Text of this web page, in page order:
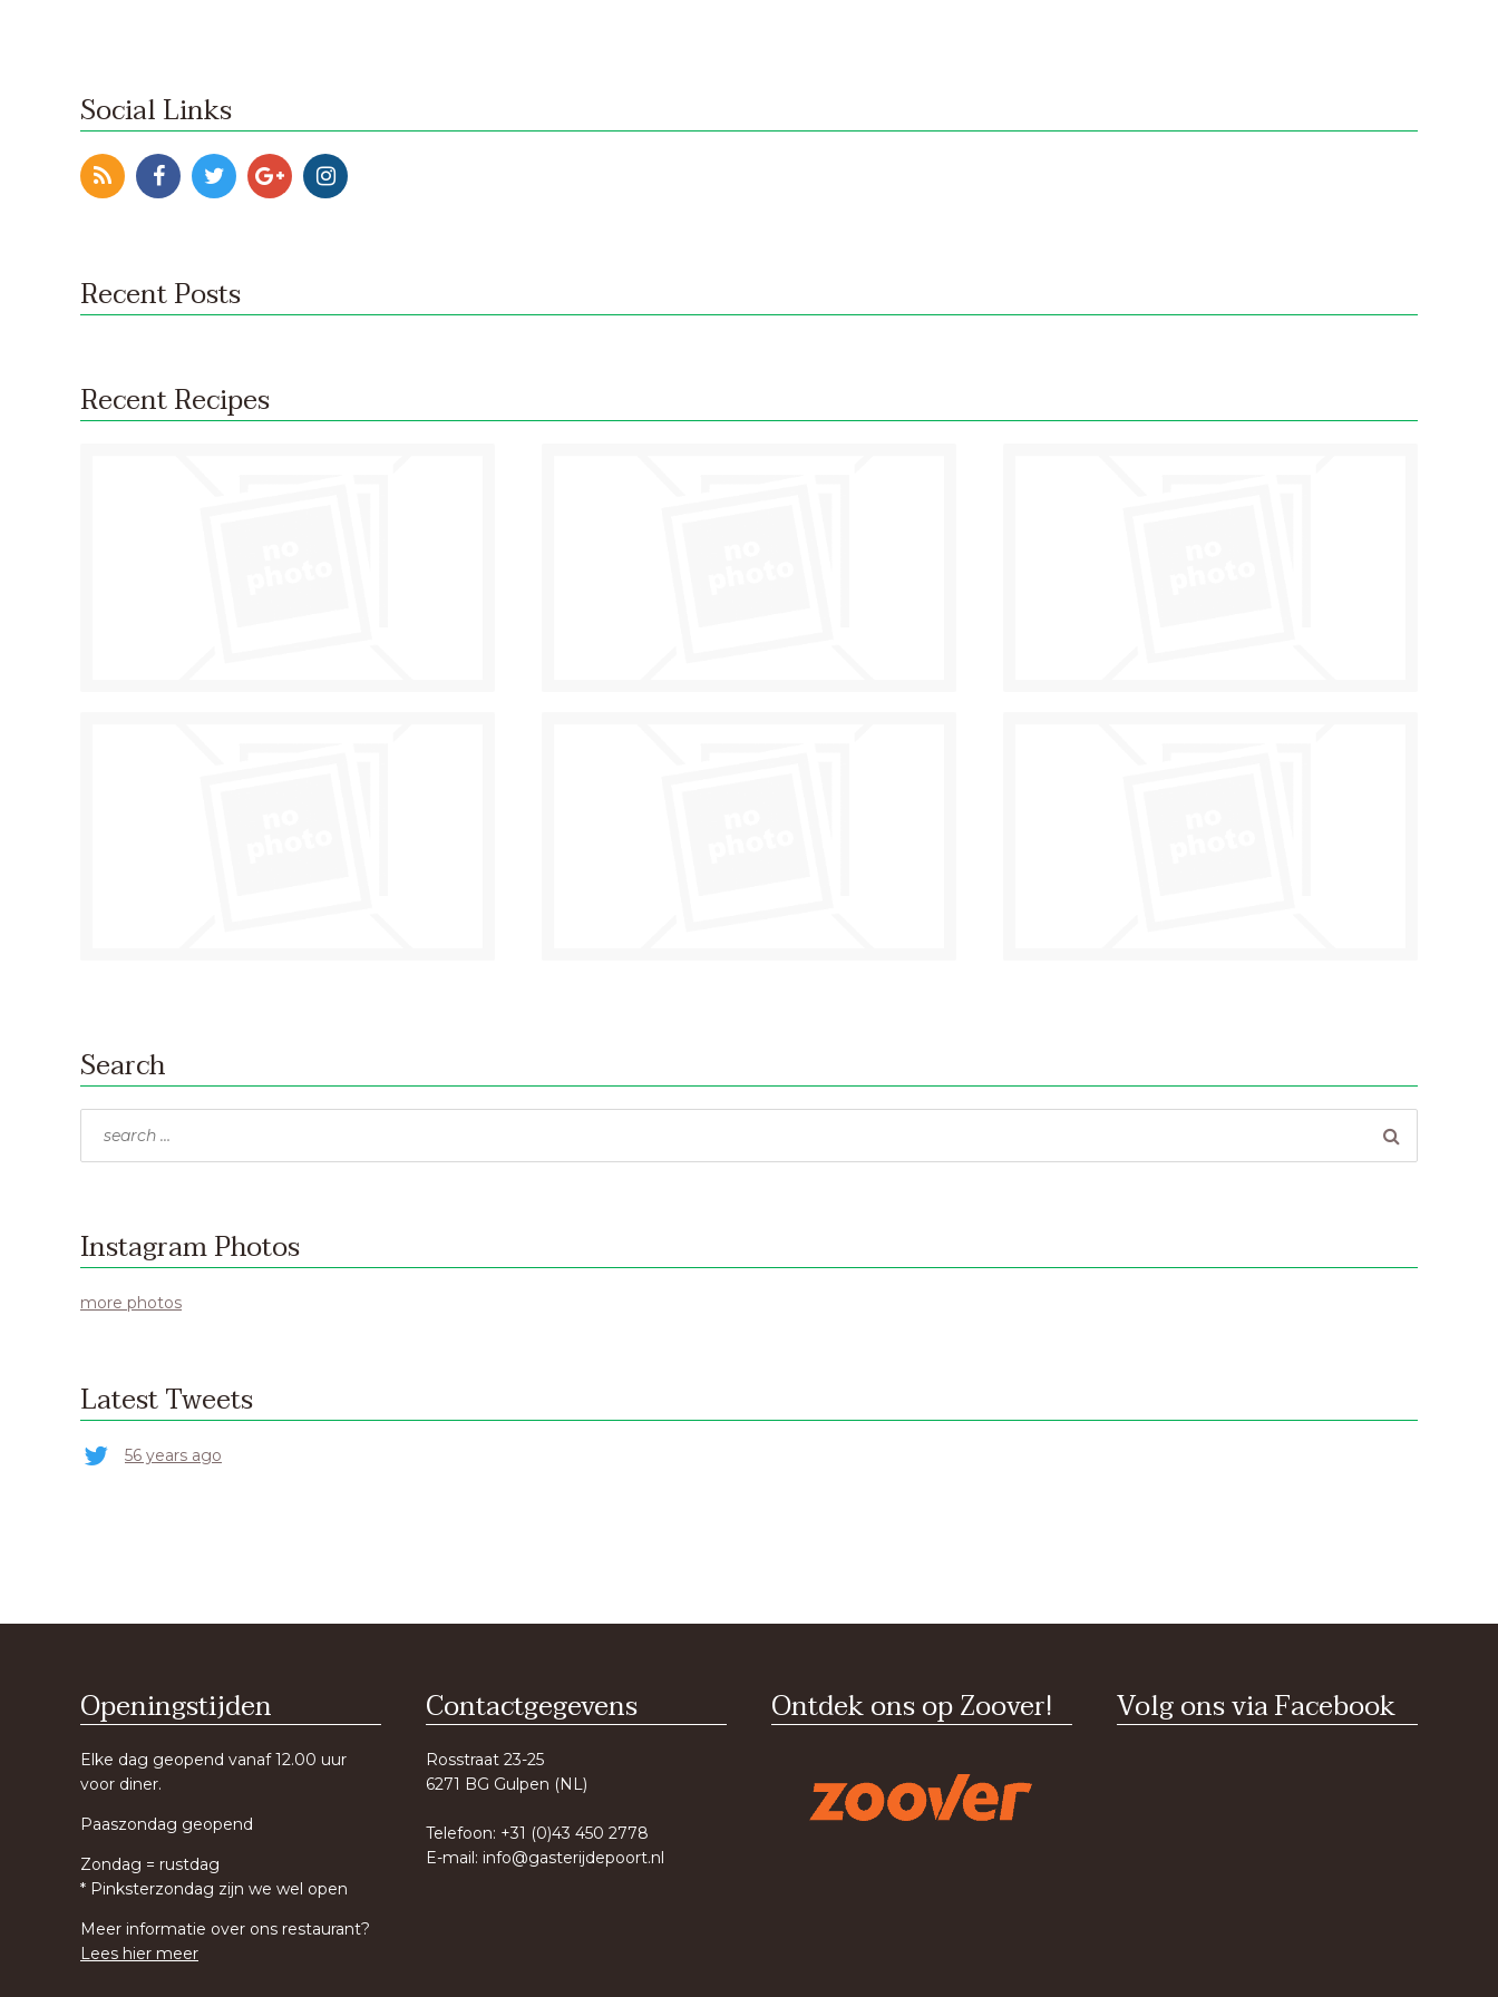
Social Links
Recent Posts
Recent Recipes
Search
Instagram Photos
more photos
Latest Tweets
56 years ago
Openingstijden
Elke dag geopend vanaf 12.00 uur
voor diner.
Paaszondag geopend
Zondag = rustdag
* Pinksterzondag zijn we wel open
Meer informatie over ons restaurant?
Lees hier meer
Contactgegevens
Rosstraat 23-25
6271 BG Gulpen (NL)
Telefoon: +31 (0)43 450 2778
E-mail: info@gasterijdepoort.nl
Ontdek ons op Zoover! Volg ons via Facebook